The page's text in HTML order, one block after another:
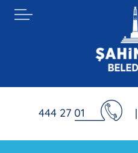
444 27 01 |